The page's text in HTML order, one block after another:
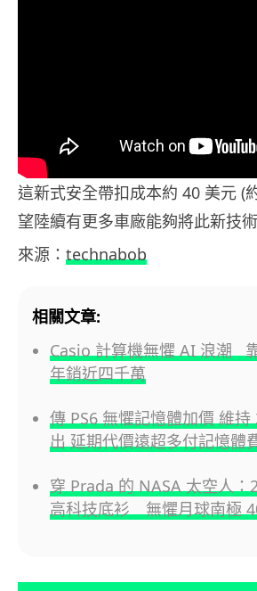
這新式安全帶扣成本約 40 美元 (
望陸續有更多車廠能夠將此新技
來源： technabob
相關文章:
Casio 計算機無懼 AI 浪潮
年銷近四千萬
傳 PS6 無懼記憶體加價 維
出 延期代價遠超多付記憶體
穿 Prada 的 NASA 太空人：
高科技底衫 無懼月球南極